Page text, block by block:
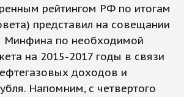
рейтингом РФ по итогам
представил на совещании
Минфина по необходимой
на 2015-2017 годы в связи
доходов и
Напомним, с четвертого